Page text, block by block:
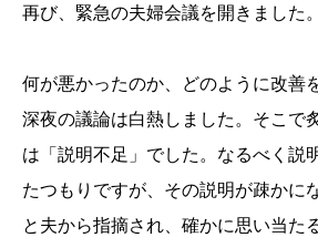
再び、緊急の夫婦会議を開きました。
何が悪かったのか、どのように改善
深夜の議論は白熱しました。そこで
は「説明不足」でした。なるべく説
たつもりですが、その説明が疎かに
と夫から指摘され、確かに思い当た